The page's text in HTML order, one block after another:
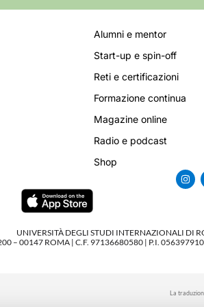
Alumni e mentor
Start-up e spin-off
Reti e certificazioni
Formazione continua
Magazine online
Radio e podcast
Shop
UNIVERSITÀ DEGLI STUDI INTERNAZIONALI DI
– 00147 ROMA | C.F. 97136680580 | P.I.
La